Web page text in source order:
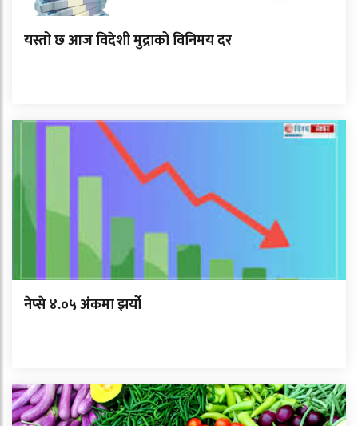
यस्तो छ आज विदेशी मुद्राको विनिमय दर
नेप्से ४.०५ अंकमा झर्यो